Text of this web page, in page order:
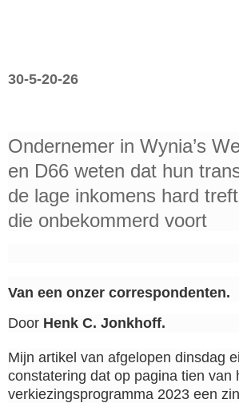
30-5-20-26
Ondernemer in Wynia’s
en D66 weten dat hun
de lage inkomens hard
die onbekommerd voort
Van een onzer correspondenten.
Door Henk C. Jonkhoff.
Mijn artikel van afgelopen dinsdag
constatering dat op pagina tien van
verkiezingsprogramma 2023 een